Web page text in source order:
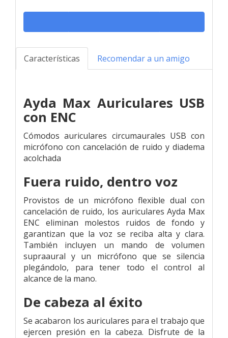
Características Recomendar a un amigo
Ayda Max Auriculares USB
con ENC
Cómodos auriculares circumaurales USB con
micrófono con cancelación de ruido y diadema
acolchada
Fuera ruido, dentro voz
Provistos de un micrófono flexible dual con
cancelación de ruido, los auriculares Ayda Max
ENC eliminan molestos ruidos de fondo y
garantizan que la voz se reciba alta y clara.
También incluyen un mando de volumen
supraaural y un micrófono que se silencia
plegándolo, para tener todo el control al
alcance de la mano.
De cabeza al éxito
Se acabaron los auriculares para el trabajo que
ejercen presión en la cabeza. Disfrute de la